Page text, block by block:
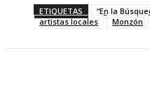
ETIQUETAS
“En la
artistas locales
Monzón